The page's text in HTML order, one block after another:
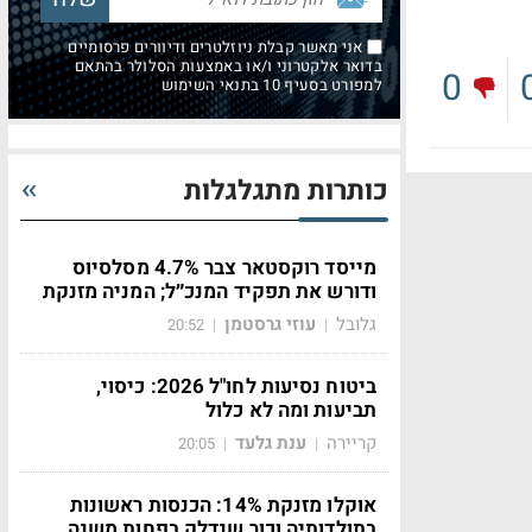
0
אני מאשר קבלת ניוזלטרים ודיוורים פרסומיים
בדואר אלקטרוני ו/או באמצעות הסלולר בהתאם
למפורט בסעיף 10 בתנאי השימוש
כותרות מתגלגלות
מייסד רוקסטאר צבר 4.7% מסלסיוס
ודורש את תפקיד המנכ״ל; המניה מזנקת
גלובל | עוזי גרסטמן |
20:52
ביטוח נסיעות לחו"ל 2026: כיסוי,
תביעות ומה לא כלול
קריירה | ענת גלעד |
20:05
אוקלו מזנקת 14%: הכנסות ראשונות